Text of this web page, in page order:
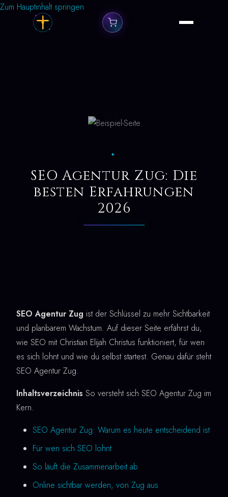
Zum Hauptinhalt springen
✦
SEO Agentur Zug: Die
besten Erfahrungen
2026
SEO Agentur Zug ist der Schlüssel zu mehr Sichtbarkeit
und planbarem Wachstum. Auf dieser Seite erfährst du,
wie SEO mit Christian Elijah Christus funktioniert, für wen
es sich lohnt und wie du selbst startest. Genau dafür steht
SEO Agentur Zug.
Inhaltsverzeichnis So versteht sich SEO Agentur Zug im
Kern.
SEO Agentur Zug: Warum es heute entscheidend ist
Für wen sich SEO lohnt
So läuft die Zusammenarbeit ab
Online sichtbar werden, von Zug aus